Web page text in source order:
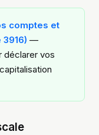
comptes et
—
déclarer vos